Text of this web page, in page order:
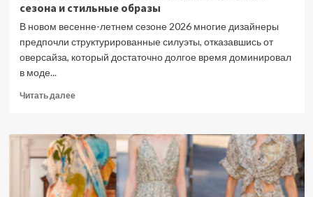
сезона и стильные образы
В новом весенне-летнем сезоне 2026 многие дизайнеры
предпочли структурированные силуэты, отказавшись от
оверсайза, который достаточно долгое время доминировал
в моде...
Читать далееПрочитать
Главные
модные
тренды
2026:
лучшие